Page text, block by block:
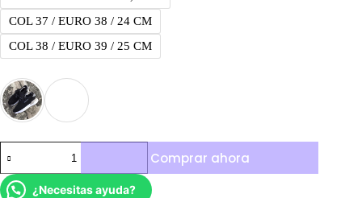
COL 37 / EURO 38 / 24 CM
COL 38 / EURO 39 / 25 CM
Upath
cantidad
Comprar ahora
¿Necesitas ayuda?